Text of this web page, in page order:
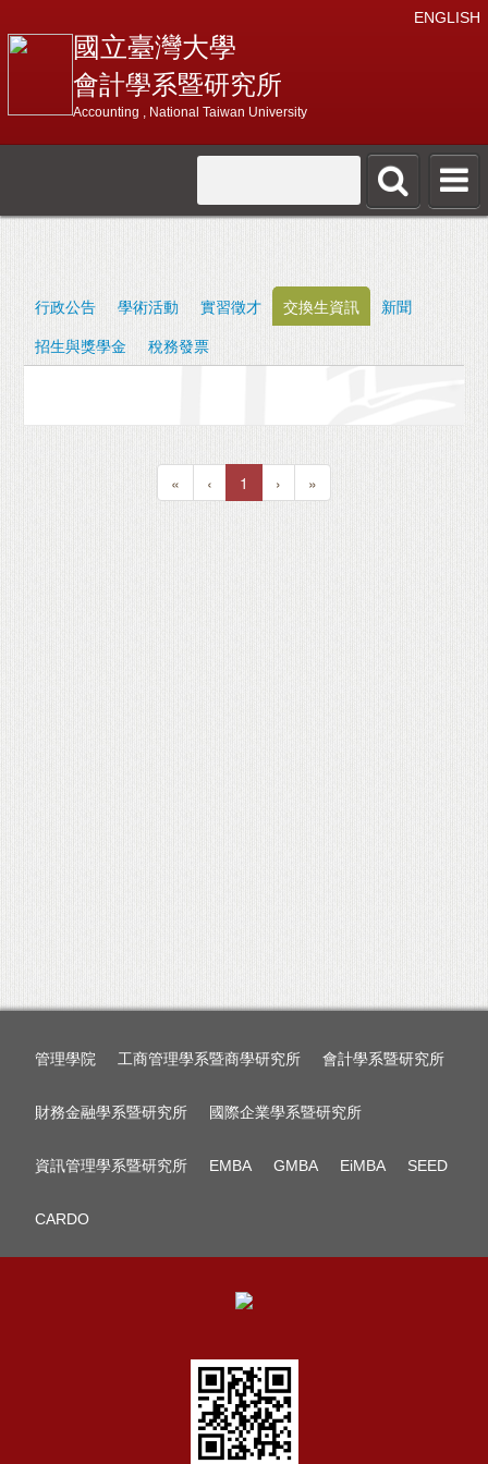
ENGLISH
國立臺灣大學
會計學系暨研究所
Accounting , National Taiwan University
行政公告 學術活動 實習徵才 交換生資訊
新聞
招生與獎學金
稅務發票
« ‹ 1 › »
管理學院 工商管理學系暨商學研究所 會計學系暨研究所
財務金融學系暨研究所 國際企業學系暨研究所
資訊管理學系暨研究所 EMBA GMBA EiMBA SEED
CARDO